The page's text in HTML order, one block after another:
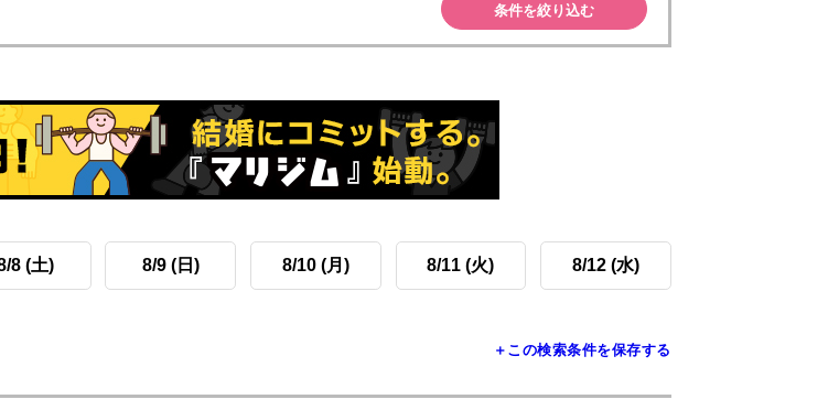
条件を絞り込む
8 (土) 8/9 (日) 8/10 (月) 8/11 (火) 8/12 (水)
＋この検索条件を保存する